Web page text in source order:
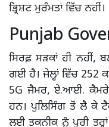
ਭ੍ਰਿਸ਼ਟ ਮੁਰੰਮਤਾਂ ਵਿੱਚ ਨਹੀਂ।
Punjab
ਸਿਰਫ਼ ਸੜਕਾਂ ਹੀ ਨਹੀਂ,
ਗਈ ਹੈ। ਜੇਲ੍ਹਾਂ ਵਿੱਚ 252
5G ਜੈਮਰ, ਏ.ਆਈ. ਕੈਮਰੇ
ਹਨ। ਪੁਲਿਸਿੰਗ ਤੋਂ ਲੈ ਕੇ
ਲਈ ਤਕਨੀਕ ਨੂੰ ਪੂਰੀ